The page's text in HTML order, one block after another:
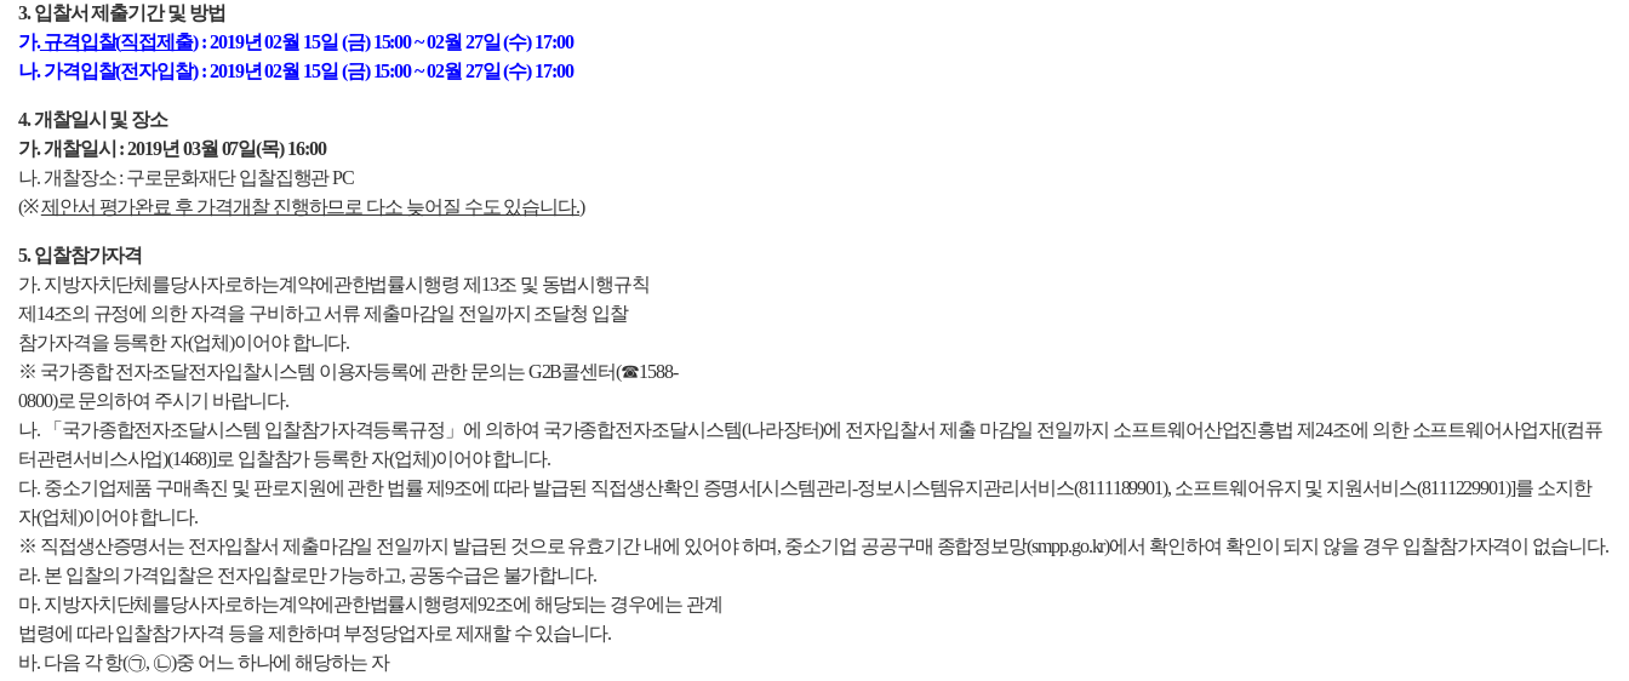
3. 입찰서 제출기간 및 방법
가.규격입찰(직접제출):2019년 02월 15일 (금) 15:00 ~ 02월 27일 (수) 17:00
나. 가격입찰(전자입찰) :2019년 02월 15일 (금) 15:00 ~ 02월 27일 (수) 17:00
4. 개찰일시 및 장소
가. 개찰일시 :2019년 03월 07일(목) 16:00
나. 개찰장소 : 구로문화재단 입찰집행관 PC
(※제안서 평가완료 후 가격개찰 진행하므로 다소 늦어질 수도 있습니다.)
5. 입찰참가자격
가. 지방자치단체를당사자로하는계약에관한법률시행령 제13조 및 동법시행규칙
제14조의 규정에 의한 자격을 구비하고 서류 제출마감일 전일까지 조달청 입찰
참가자격을 등록한 자(업체)이어야 합니다.
※ 국가종합 전자조달전자입찰시스템 이용자등록에 관한 문의는 G2B콜센터(☎1588-
0800)로 문의하여 주시기 바랍니다.
나.
「국가종합전자조달시스템 입찰참가자격등록규정」에 의하여 국가종합전자조달시스템(나라장터)에 전자입찰서 제출 마감일 전일까지 소프트웨어산업진흥법 제24조에 의한 소프트웨어사업자[(컴퓨
터관련서비스사업)(1468)]로 입찰참가 등록한 자(업체)이어야 합니다.
다. 중소기업제품 구매촉진 및 판로지원에 관한 법률 제9조에 따라 발급된 직접생산확인 증명서[시스템관리-정보시스템유지관리서비스(8111189901), 소프트웨어유지 및 지원서비스(8111229901)]를 소지한
자(업체)이어야 합니다.
※ 직접생산증명서는 전자입찰서 제출마감일 전일까지 발급된 것으로 유효기간 내에 있어야 하며, 중소기업 공공구매 종합정보망(smpp.go.kr)에서 확인하여 확인이 되지 않을 경우 입찰참가자격이 없습니다.
라. 본 입찰의 가격입찰은 전자입찰로만 가능하고, 공동수급은 불가합니다.
마. 지방자치단체를당사자로하는계약에관한법률시행령제92조에 해당되는 경우에는 관계
법령에 따라 입찰참가자격 등을 제한하며 부정당업자로 제재할 수 있습니다.
바. 다음 각 항(㉠, ㉡)중 어느 하나에 해당하는 자